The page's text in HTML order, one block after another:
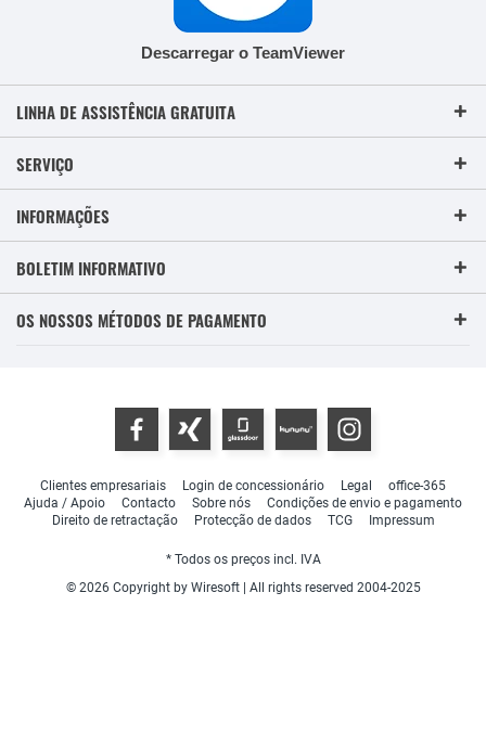
Descarregar o TeamViewer
LINHA DE ASSISTÊNCIA GRATUITA
SERVIÇO
INFORMAÇÕES
BOLETIM INFORMATIVO
OS NOSSOS MÉTODOS DE PAGAMENTO
Clientes empresariais Login de concessionário Legal
office-365
Ajuda / Apoio
Contacto Sobre nós
Condições de envio e pagamento
Direito de retractação
Protecção de dados TCG Impressum
* Todos os preços incl. IVA
© 2026 Copyright by Wiresoft | All rights reserved 2004-2025